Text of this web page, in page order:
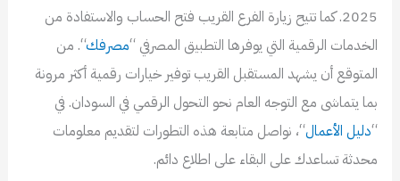
2025. كما تتيح زيارة الفرع القريب فتح الحساب والاستفادة من
الخدمات الرقمية التي يوفرها التطبيق المصرفي “مصرفك“. من
المتوقع أن يشهد المستقبل القريب توفير خيارات رقمية أكثر مرونة
بما يتماشى مع التوجه العام نحو التحول الرقمي في السودان. في
“دليل الأعمال“، نواصل متابعة هذه التطورات لتقديم معلومات
محدثة تساعدك على البقاء على اطلاع دائم.